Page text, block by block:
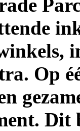
Op
Dit